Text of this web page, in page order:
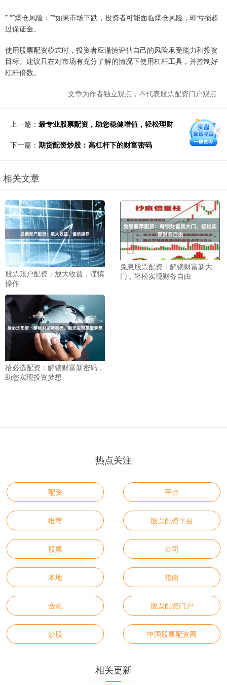
* **爆仓风险：**如果市场下跌，投资者可能面临爆仓风险，即亏损超
过保证金。
使用股票配资模式时，投资者应谨慎评估自己的风险承受能力和投资
目标。建议只在对市场有充分了解的情况下使用杠杆工具，并控制好
杠杆倍数。
文章为作者独立观点，不代表股票配资门户观点
上一篇： 最专业股票配资，助您稳健增值，轻松理财
下一篇： 期货配资炒股：高杠杆下的财富密码
相关文章
股票账户配资：放大收益，谨慎
操作
免息股票配资：解锁财富新大
门，轻松实现财务自由
拾必选配资：解锁财富新密码，
助您实现投资梦想
热点关注
配资 平台
推荐 股票配资平台
股票 公司
本地 指南
合规 股票配资门户
炒股 中国股票配资网
相关更新